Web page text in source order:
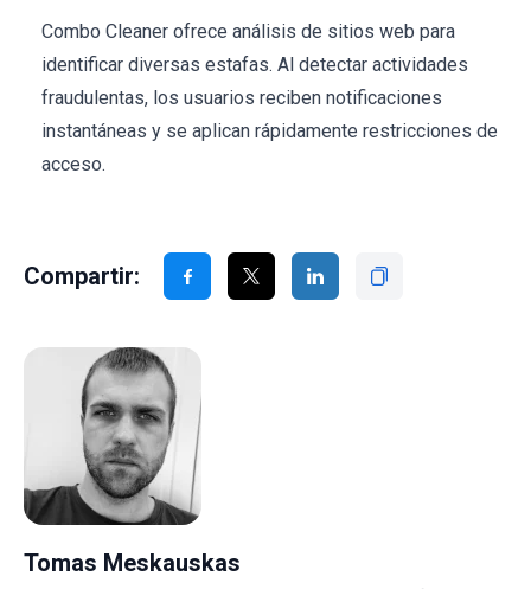
Combo Cleaner ofrece análisis de sitios web para
identificar diversas estafas. Al detectar actividades
fraudulentas, los usuarios reciben notificaciones
instantáneas y se aplican rápidamente restricciones de
acceso.
Compartir:
Tomas Meskauskas